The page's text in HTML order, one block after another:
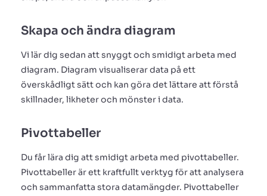
Skapa och ändra diagram
Vi lär dig sedan att snyggt och smidigt arbeta med
diagram. Diagram visualiserar data på ett
överskådligt sätt och kan göra det lättare att förstå
skillnader, likheter och mönster i data.
Pivottabeller
Du får lära dig att smidigt arbeta med pivottabeller.
Pivottabeller är ett kraftfullt verktyg för att analysera
och sammanfatta stora datamängder. Pivottabeller